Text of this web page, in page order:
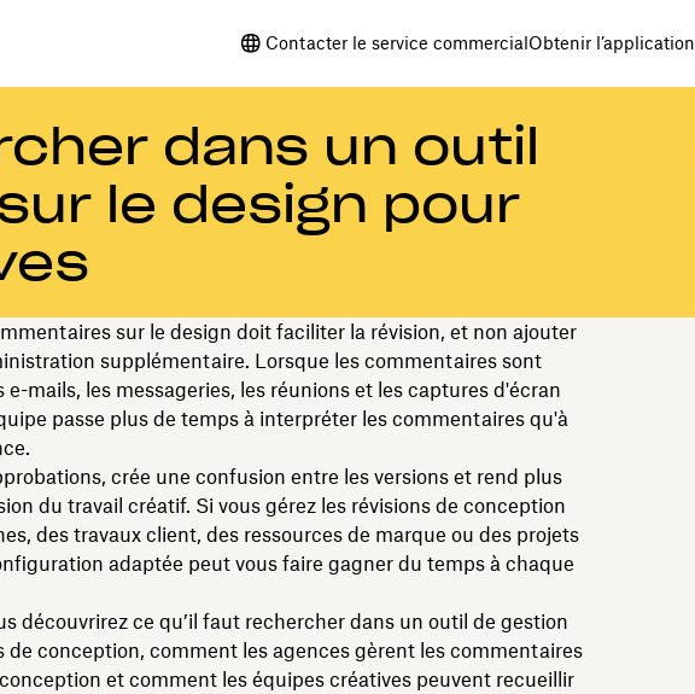
Contacter le service commercialObtenir l’application
dans un outil
le design pour
sur le design doit faciliter la révision, et non ajouter
supplémentaire. Lorsque les commentaires sont
e-mails, les messageries, les réunions et les captures d'écran
passe plus de temps à interpréter les commentaires qu'à
crée une confusion entre les versions et rend plus
du travail créatif. Si vous gérez les révisions de conception
des travaux client, des ressources de marque ou des projets
adaptée peut vous faire gagner du temps à chaque
découvrirez ce qu’il faut rechercher dans un outil de gestion
de conception, comment les agences gèrent les commentaires
et comment les équipes créatives peuvent recueillir